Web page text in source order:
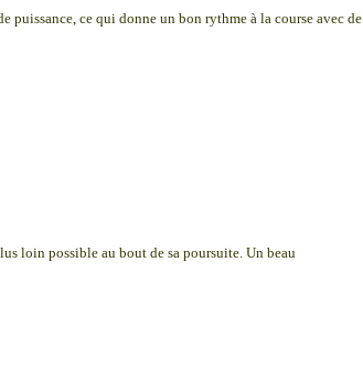
puissance, ce qui donne un bon rythme à la course avec de
loin possible au bout de sa poursuite. Un beau